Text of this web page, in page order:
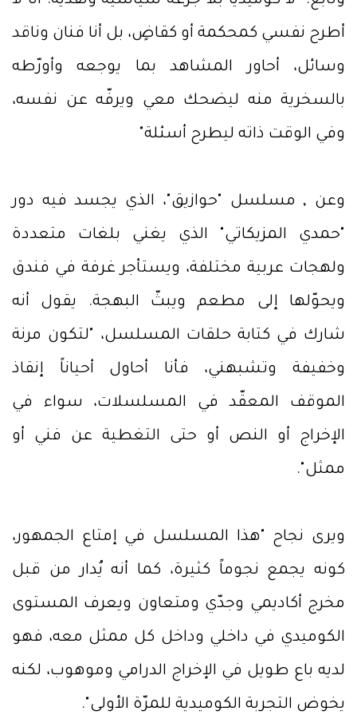
أطرح نفسي كمحكمة أو كقاضٍ، بل أنا فنان وناقد
وسائل، أحاور المشاهد بما يوجعه وأورّطه
بالسخرية منه ليضحك معي ويرفّه عن نفسه،
وفي الوقت ذاته ليطرح أسئلة"
وعن , مسلسل "حوازيق"، الذي يجسد فيه دور
"حمدي المزيكاتي" الذي يغني بلغات متعددة
ولهجات عربية مختلفة، ويستأجر غرفة في فندق
ويحوّلها إلى مطعم ويبثّ البهجة. يقول أنه
شارك في كتابة حلقات المسلسل، "لتكون مرنة
وخفيفة وتشبهني، فأنا أحاول أحياناً إنقاذ
الموقف المعقّد في المسلسلات، سواء في
الإخراج أو النص أو حتى التغطية عن فني أو
ممثل".
ويرى نجاح "هذا المسلسل في إمتاع الجمهور،
كونه يجمع نجوماً كثيرة، كما أنه يُدار من قبل
مخرج أكاديمي وجدّي ومتعاون ويعرف المستوى
الكوميدي في داخلي وداخل كل ممثل معه، فهو
لديه باع طويل في الإخراج الدرامي وموهوب، لكنه
يخوض التجربة الكوميدية للمرّة الأولى".